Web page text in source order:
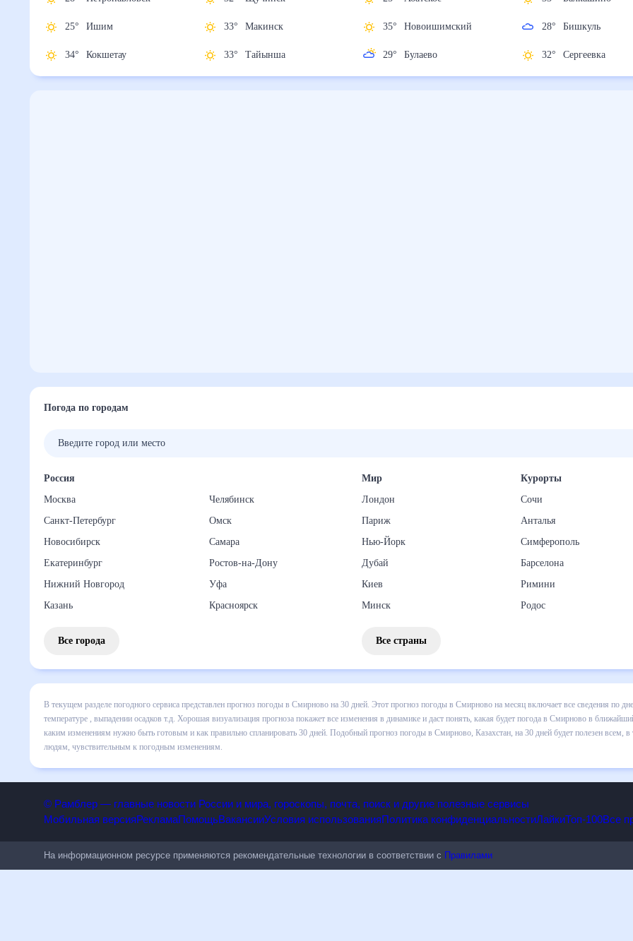
25° Ишим
34° Кокшетау
33° Макинск
33° Тайынша
35° Новоишимский
29° Булаево
28° Бишкуль
32° Сергеевка
Погода по городам
Россия
Москва
Санкт-Петербург
Новосибирск
Екатеринбург
Нижний Новгород
Казань
Челябинск
Омск
Самара
Ростов-на-Дону
Уфа
Красноярск
Все города
Мир
Лондон
Париж
Нью-Йорк
Дубай
Киев
Минск
Курорты
Сочи
Анталья
Симферополь
Барселона
Римини
Родос
Все страны
В текущем разделе погодного сервиса представлен прогноз погоды в Смирново на 30 дней. Этот прогноз погоды в Смирново
включает все сведения по дневной температуре , выпадении осадков т.д. Хорошая визуализация прогноза покажет все
динамике и даст понять, какая будет погода в Смирново в ближайший месяц, к каким изменениям нужно быть готовым и как
спланировать 30 дней. Подобный прогноз погоды в Смирново, Казахстан, на 30 дней будет полезен всем, в том числе людям,
© Рамблер — главные новости России и мира, гороскопы, почта, поиск и другие полезные сервисы
На информационном ресурсе применяются рекомендательные технологии в соответствии сПравилами